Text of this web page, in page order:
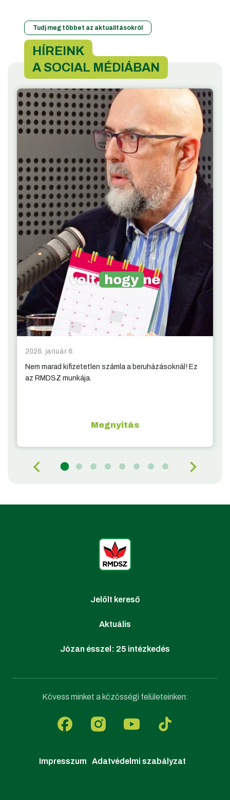
HÍREINK
A SOCIAL MÉDIÁBAN
Tudj meg többet az aktualitásokról
2026. január 6.
Nem marad kifizetetlen számla a beruházásoknál! Ez
az RMDSZ munkája.
Megnyitás
Jelölt kereső
Aktuális
Józan ésszel: 25 intézkedés
Kövess minket a közösségi felületeinken:
Impresszum Adatvédelmi szabályzat